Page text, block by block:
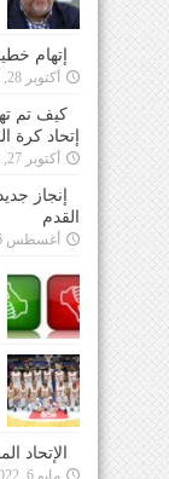
إتهام
أكتوبر 28, 2022
كيف تم
إتحاد كرة
أكتوبر 27, 2022
إنجاز
القدم
أغسطس 26, 2022
الإتحاد